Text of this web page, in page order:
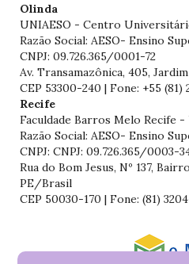
Olinda
UNIAESO - Centro
Razão Social: AESO- Ensino
CNPJ: 09.726.365/0001-72
Av. Transamazônica, 405,
CEP 53300-240 | Fone: +55 (81)
Recife
Faculdade Barros Melo Recife -
Razão Social: AESO- Ensino
CNPJ: CNPJ: 09.726.365/0003-
Rua do Bom Jesus, Nº 137,
PE/Brasil
CEP 50030-170 | Fone: (81)